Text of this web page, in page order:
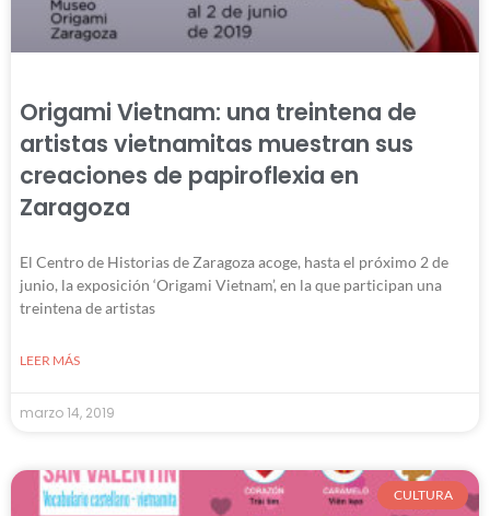
Origami Vietnam: una treintena de
artistas vietnamitas muestran sus
creaciones de papiroflexia en
Zaragoza
El Centro de Historias de Zaragoza acoge, hasta el próximo 2 de
junio, la exposición ‘Origami Vietnam’, en la que participan una
treintena de artistas
LEER MÁS
marzo 14, 2019
CULTURA